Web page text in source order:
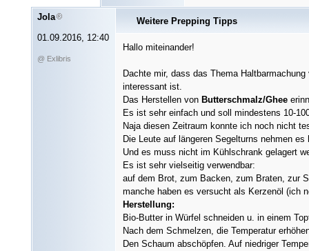
Jola
01.09.2016, 12:40
@ Exlibris
Weitere Prepping Tipps
Hallo miteinander!
Dachte mir, dass das Thema
interessant ist.
Das Herstellen von Butterschmalz/Ghee
Es ist sehr einfach und soll mindestens 10-
Naja diesen Zeitraum konnte ich noch nicht
Die Leute auf längeren Segelturns nehmen
Und es muss nicht im Kühlschrank gelagert
Es ist sehr vielseitig verwendbar:
auf dem Brot, zum Backen, zum Braten, zur
manche haben es versucht als Kerzenöl (ich
Herstellung:
Bio-Butter in Würfel schneiden u. in einem
Nach dem Schmelzen, die Temperatur
Den Schaum abschöpfen. Auf niedriger